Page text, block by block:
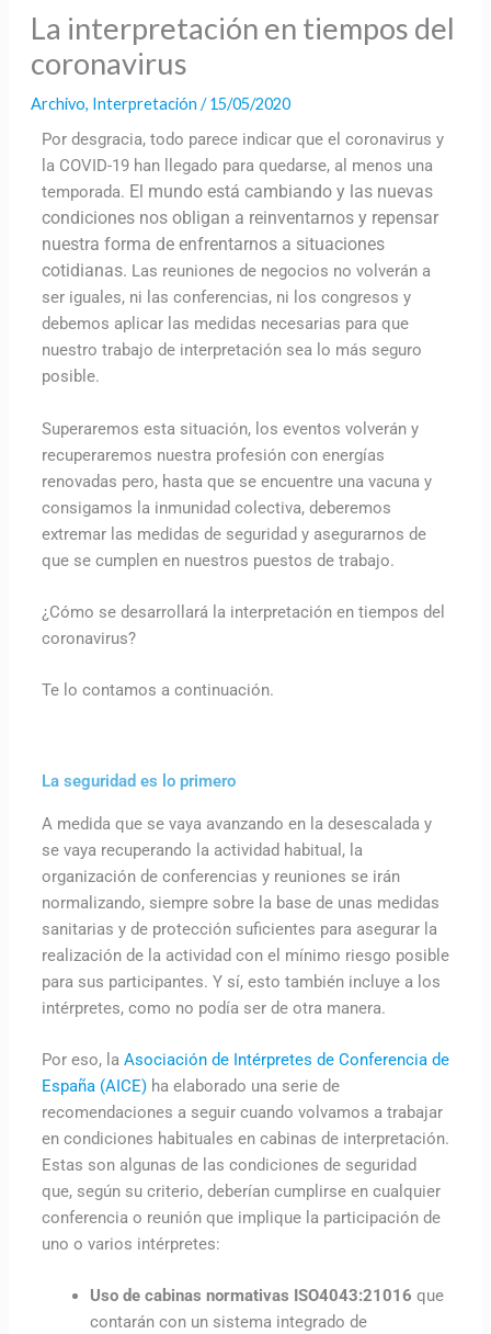
La interpretación en tiempos del
coronavirus
Archivo, Interpretación /15/05/2020
Por desgracia, todo parece indicar que el coronavirus y
la COVID-19 han llegado para quedarse, al menos una
temporada. El mundo está cambiando y las nuevas
condiciones nos obligan a reinventarnos y repensar
nuestra forma de enfrentarnos a situaciones
cotidianas. Las reuniones de negocios no volverán a
ser iguales, ni las conferencias, ni los congresos y
debemos aplicar las medidas necesarias para que
nuestro trabajo de interpretación sea lo más seguro
posible.
Superaremos esta situación, los eventos volverán y
recuperaremos nuestra profesión con energías
renovadas pero, hasta que se encuentre una vacuna y
consigamos la inmunidad colectiva, deberemos
extremar las medidas de seguridad y asegurarnos de
que se cumplen en nuestros puestos de trabajo.
¿Cómo se desarrollará la interpretación en tiempos del
coronavirus?
Te lo contamos a continuación.
La seguridad es lo primero
A medida que se vaya avanzando en la desescalada y
se vaya recuperando la actividad habitual, la
organización de conferencias y reuniones se irán
normalizando, siempre sobre la base de unas medidas
sanitarias y de protección suficientes para asegurar la
realización de la actividad con el mínimo riesgo posible
para sus participantes. Y sí, esto también incluye a los
intérpretes, como no podía ser de otra manera.
Por eso, la Asociación de Intérpretes de Conferencia de
España (AICE)ha elaborado una serie de
recomendaciones a seguir cuando volvamos a trabajar
en condiciones habituales en cabinas de interpretación.
Estas son algunas de las condiciones de seguridad
que, según su criterio, deberían cumplirse en cualquier
conferencia o reunión que implique la participación de
uno o varios intérpretes:
Uso de cabinas normativas ISO4043:21016 que
contarán con un sistema integrado de